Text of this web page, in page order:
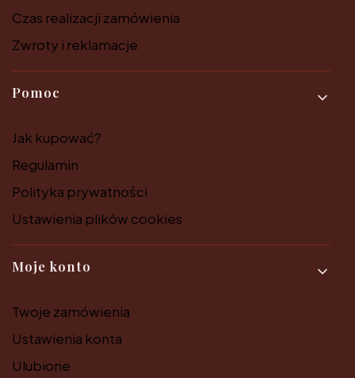
Czas realizacji zamówienia
Zwroty i reklamacje
Pomoc
Jak kupować?
Regulamin
Polityka prywatności
Ustawienia plików cookies
Moje konto
Twoje zamówienia
Ustawienia konta
Ulubione